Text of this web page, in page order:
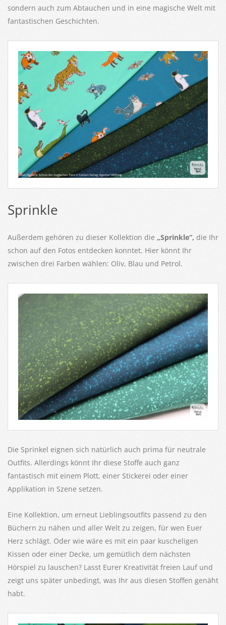
sondern auch zum Abtauchen und in eine magische Welt mit
fantastischen Geschichten.
Sprinkle
Außerdem gehören zu dieser Kollektion die „Sprinkle“, die Ihr
schon auf den Fotos entdecken konntet. Hier könnt Ihr
zwischen drei Farben wählen: Oliv, Blau und Petrol.
Die Sprinkel eignen sich natürlich auch prima für neutrale
Outfits. Allerdings könnt Ihr diese Stoffe auch ganz
fantastisch mit einem Plott, einer Stickerei oder einer
Applikation in Szene setzen.
Eine Kollektion, um erneut Lieblingsoutfits passend zu den
Büchern zu nähen und aller Welt zu zeigen, für wen Euer
Herz schlägt. Oder wie wäre es mit ein paar kuscheligen
Kissen oder einer Decke, um gemütlich dem nächsten
Hörspiel zu lauschen? Lasst Eurer Kreativität freien Lauf und
zeigt uns später unbedingt, was Ihr aus diesen Stoffen genäht
habt.